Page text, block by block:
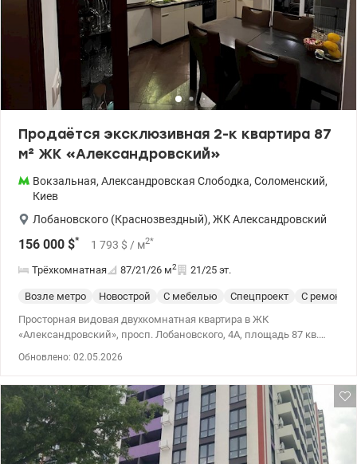
Продаётся эксклюзивная 2-к квартира 87
м² ЖК «Александровский»
Вокзальная, Александровская Слободка, Соломенский,
Киев
Лобановского (Краснозвездный), ЖК Александровский
156 000 $* 1 793 $ / м2*
Трёхкомнатная 87/21/26 м2 21/25 эт.
Возле метро Новострой С мебелью Спецпроект
С
Просторная видовая двухкомнатная квартира в ЖК
«Александровский», просп. Лобановского, 4А, площадь 87 кв.
машина, сушилка. Теплый пол по всей квартире, батареи зимой
не используются. Есть инвертор на 5 кВт – до 12 ч автономной
работы. Хранительное помещение на этаже для вещей. Светлая,
уютная, с настроенным освещением. Сигнализация,
видеонаблюдение на этаже. Идеальная шумоизоляция. В
Обновлено: 02.05.2026